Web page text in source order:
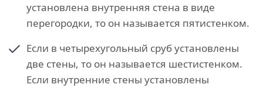
установлена внутренняя стена в виде
перегородки, то он называется пятистенком.
Если в четырехугольный сруб установлены
две стены, то он называется шестистенком.
Если внутренние стены установлены